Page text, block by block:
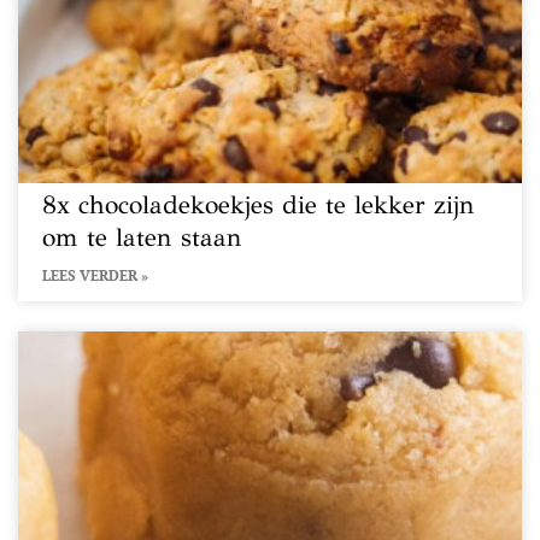
8x chocoladekoekjes die te lekker zijn
om te laten staan
LEES VERDER »